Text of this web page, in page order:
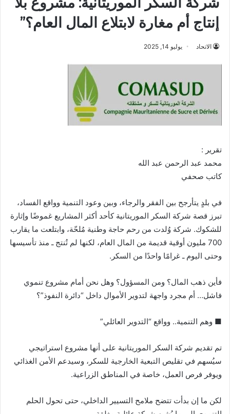
إنتاج أم مغارة لابتلاع المال العام؟”
الاتحاد يوليو 14, 2025
تقرير :
محمد عبد الرحمن عبد الله
كاتب صحفي
في بلدٍ يتأرجح بين الفقر والرجاء، وبين وعود التنمية وواقع الفساد،
تبرز قصة شركة السكر الموريتانية كأحد أكثر المشاريع غموضًا وإثارة
للشكوك. شركة وُلدت من رحم حاجة وطنية مُلحّة، وابتلعت ما يقارب
700 مليون أوقية قديمة من المال العام، لكنها لم تُنتج ـ منذ تأسيسها
وحتى اليوم ـ غرامًا واحدًا من السكر.
فأين ذهب المال؟ ومن المسؤول؟ وهل نحن أمام مشروع تنموي
فاشل… أم مجرد واجهة لتدوير الأموال داخل “دائرة النفوذ”؟
■ وهم التنمية.. وواقع “التدوير العائلي”
تم تقديم شركة السكر الموريتانية على أنها مشروع استراتيجي
سيُسهم في تقليص التبعية الخارجية للسكر، وسيدعم الأمن الغذائي
ويوفر فرص العمل، خاصة في المناطق الزراعية.
لكن ما إن بدأت تتضح ملامح التسيير الداخلي، حتى تحول الحلم